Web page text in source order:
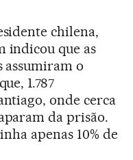
chilena,
indicou que as
assumiram o
1.787
onde cerca
da prisão.
apenas 10% de